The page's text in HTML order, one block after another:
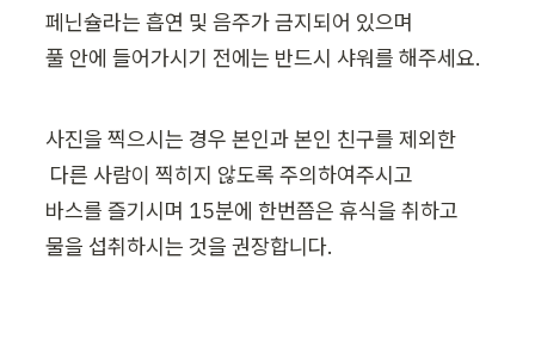
페닌슐라는 흡연 및 음주가 금지되어 있으며
풀 안에 들어가시기 전에는 반드시 샤워를 해주세요.
사진을 찍으시는 경우 본인과 본인 친구를 제외한
바스를 즐기시며 15분에 한번쯤은 휴식을 취하고
물을 섭취하시는 것을 권장합니다.